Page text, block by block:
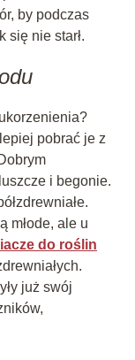
by podczas
się nie starł.
pobrać je z
i begonie.
młode, ale u
do roślin
już swój